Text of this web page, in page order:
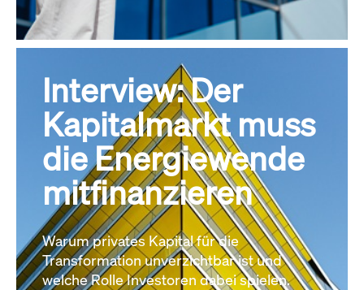
Interview: Der
Kapitalmarkt muss
die Energiewende
mitfinanzieren
Warum privates Kapital für die
Transformation unverzichtbar ist und
welche Rolle Investoren dabei spielen.